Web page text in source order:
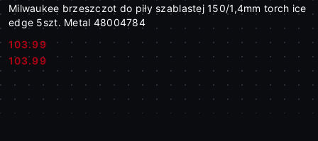
Milwaukee brzeszczot do piły szablastej 150/1,4mm torch ice
edge 5szt. Metal 48004784
Cena:
103.99
Cena:
103.99